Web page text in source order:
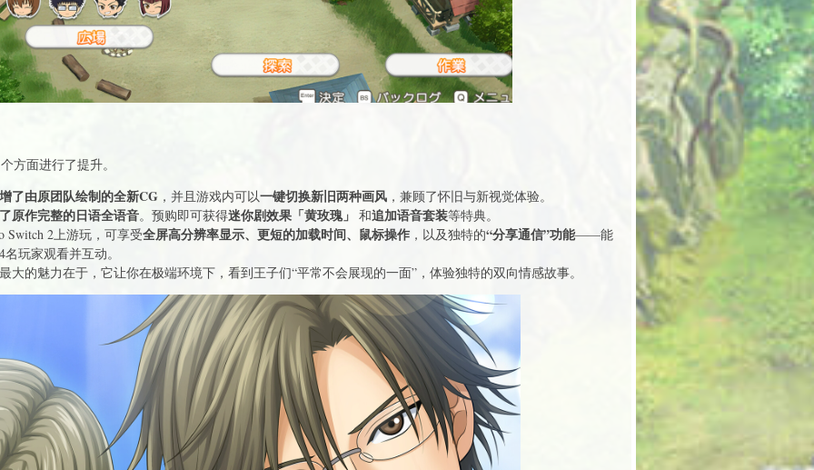
方面进行了提升。
了由原团队绘制的全新CG ，并且游戏内可以一键切换新旧两种画风 ，兼顾了怀旧与新视觉体验。
原作完整的日语全语音。预购即可获得迷你剧效果「黄玫瑰」 和追加语音套装等特典。
Switch 2上游玩，可享受全屏高分辨率显示、更短的加载时间、鼠标操作 ，以及独特的“分享通信”功能——能
玩家观看并互动。
大的魅力在于，它让你在极端环境下，看到王子们“平常不会展现的一面”，体验独特的双向情感故事。